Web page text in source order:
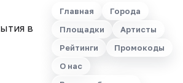
в
Главная
Города
Площадки
Артисты
Рейтинги
Промокоды
О нас